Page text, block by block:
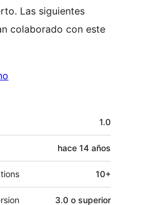
Las siguientes
colaborado con este
1.0
hace 14 años
10+
3.0 o superior